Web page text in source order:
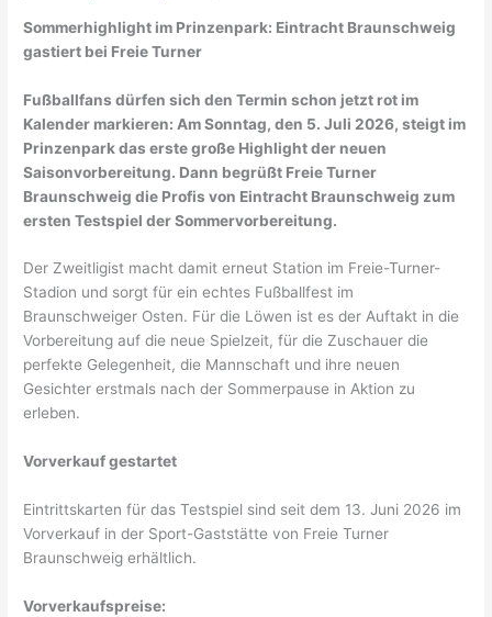
Sommerhighlight im Prinzenpark: Eintracht Braunschweig
gastiert bei Freie Turner
Fußballfans dürfen sich den Termin schon jetzt rot im
Kalender markieren: Am Sonntag, den 5. Juli 2026, steigt im
Prinzenpark das erste große Highlight der neuen
Saisonvorbereitung. Dann begrüßt Freie Turner
Braunschweig die Profis von Eintracht Braunschweig zum
ersten Testspiel der Sommervorbereitung.
Der Zweitligist macht damit erneut Station im Freie-Turner-
Stadion und sorgt für ein echtes Fußballfest im
Braunschweiger Osten. Für die Löwen ist es der Auftakt in die
Vorbereitung auf die neue Spielzeit, für die Zuschauer die
perfekte Gelegenheit, die Mannschaft und ihre neuen
Gesichter erstmals nach der Sommerpause in Aktion zu
erleben.
Vorverkauf gestartet
Eintrittskarten für das Testspiel sind seit dem 13. Juni 2026 im
Vorverkauf in der Sport-Gaststätte von Freie Turner
Braunschweig erhältlich.
Vorverkaufspreise: